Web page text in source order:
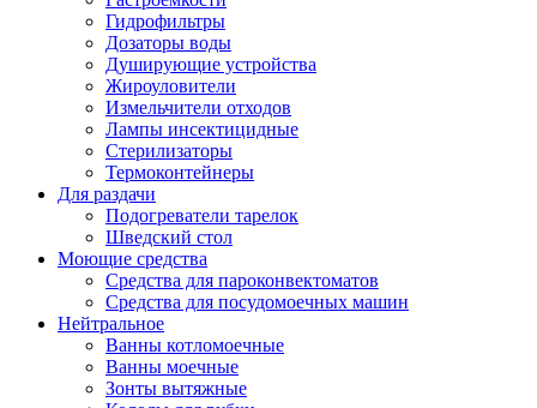
Гидрофильтры
Дозаторы воды
Душирующие устройства
Жироуловители
Измельчители отходов
Лампы инсектицидные
Стерилизаторы
Термоконтейнеры
Для раздачи
Подогреватели тарелок
Шведский стол
Моющие средства
Средства для пароконвектоматов
Средства для посудомоечных машин
Нейтральное
Ванны котломоечные
Ванны моечные
Зонты вытяжные